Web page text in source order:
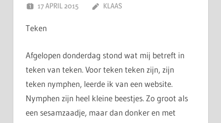
17 APRIL 2015 KLAAS
Teken
Afgelopen donderdag stond wat mij betreft in
teken van teken. Voor teken teken zijn, zijn
teken nymphen, leerde ik van een website.
Nymphen zijn heel kleine beestjes. Zo groot als
een sesamzaadje, maar dan donker en met